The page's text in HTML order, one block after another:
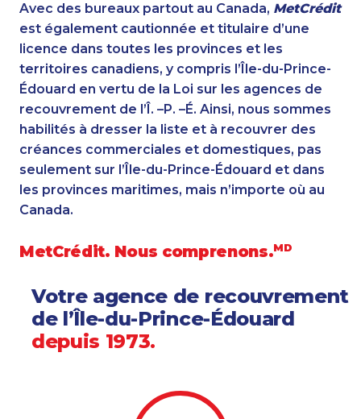
Avec des bureaux partout au Canada, MetCrédit
est également cautionnée et titulaire d’une
licence dans toutes les provinces et les
territoires canadiens, y compris l’Île-du-Prince-
Édouard en vertu de la Loi sur les agences de
recouvrement de l’Î. –P. –É. Ainsi, nous sommes
habilités à dresser la liste et à recouvrer des
créances commerciales et domestiques, pas
seulement sur l’Île-du-Prince-Édouard et dans
les provinces maritimes, mais n’importe où au
Canada.
MetCrédit. Nous comprenons.MD
Votre agence de recouvrement
de l’Île-du-Prince-Édouard
depuis 1973.